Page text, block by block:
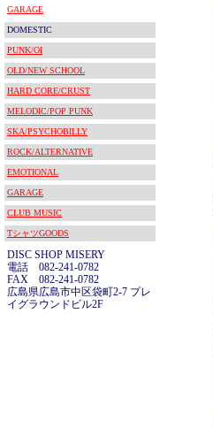
GARAGE
DOMESTIC
PUNK/OI
OLD/NEW SCHOOL
HARD CORE/CRUST
MELODIC/POP PUNK
SKA/PSYCHOBILLY
ROCK/ALTERNATIVE
EMOTIONAL
GARAGE
CLUB MUSIC
TシャツGOODS
DISC SHOP MISERY
電話 082-241-0782
FAX 082-241-0782
広島県広島市中区袋町2-7 プレ
イグラウンドビル2F